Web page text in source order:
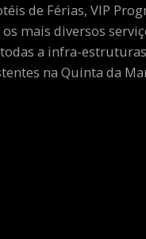
de Férias, VIP
os mais diversos
a infra-
na Quinta da